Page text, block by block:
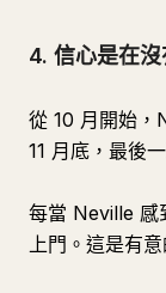
4. 信心是在
從 10 月開始，
11 月底，最後
每當 Neville 感
上門。這是有意